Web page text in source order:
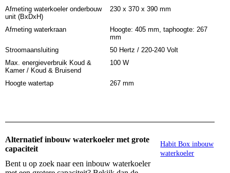
Afmeting waterkoeler onderbouw
unit (BxDxH)
230 x 370 x 390 mm
Afmeting waterkraan
Hoogte: 405 mm, taphoogte: 267
mm
Stroomaansluiting
50 Hertz / 220-240 Volt
Max. energieverbruik Koud &
Kamer / Koud & Bruisend
100 W
Hoogte watertap 267 mm
Habit Box inbouw
waterkoeler
Alternatief inbouw waterkoeler met grote
capaciteit
Bent u op zoek naar een inbouw waterkoeler